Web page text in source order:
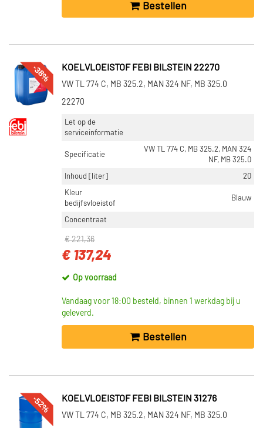
Bestellen
-38% KOELVLOEISTOF FEBI BILSTEIN 22270
VW TL 774 C, MB 325.2, MAN 324 NF, MB 325.0
22270
Let op de
serviceinformatie
Specificatie
VW TL 774 C, MB 325.2, MAN 324
NF, MB 325.0
Inhoud [liter]
20
Kleur
bedijfsvloeistof
Blauw
Concentraat
€ 221,36
€ 137,24
Op voorraad
Vandaag voor 18:00 besteld, binnen 1 werkdag bij u
geleverd.
Bestellen
-52% KOELVLOEISTOF FEBI BILSTEIN 31276
VW TL 774 C, MB 325.2, MAN 324 NF, MB 325.0